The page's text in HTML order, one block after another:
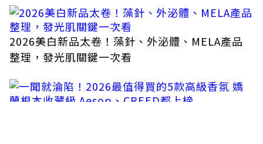
2026美白新品太卷！藻針、外泌體、MELA產品
整理，發光肌關鍵一次看